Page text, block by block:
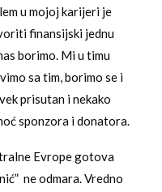
u mojoj karijeri je
finansijski jednu
borimo. Mi u timu
sa tim, borimo se i
prisutan i nekako
sponzora i donatora.
Evrope gotova
ne odmara. Vredno